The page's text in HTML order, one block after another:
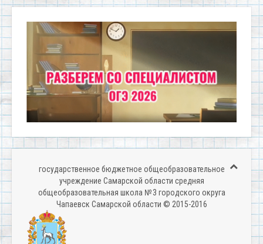
государственное бюджетное общеобразовательное
учреждение Самарской области средняя
общеобразовательная школа № 3 городского округа
Чапаевск Самарской области © 2015-2016